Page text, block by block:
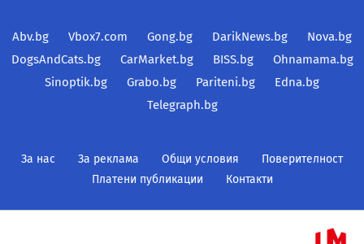
Abv.bg Vbox7.com Gong.bg DarikNews.bg
Nova.bg
DogsAndCats.bg
CarMarket.bg BISS.bg
Ohnamama.bg
Sinoptik.bg
Grabo.bg Pariteni.bg
Edna.bg
Telegraph.bg
За нас За реклама Общи условия
Поверителност
Платени публикации
Контакти